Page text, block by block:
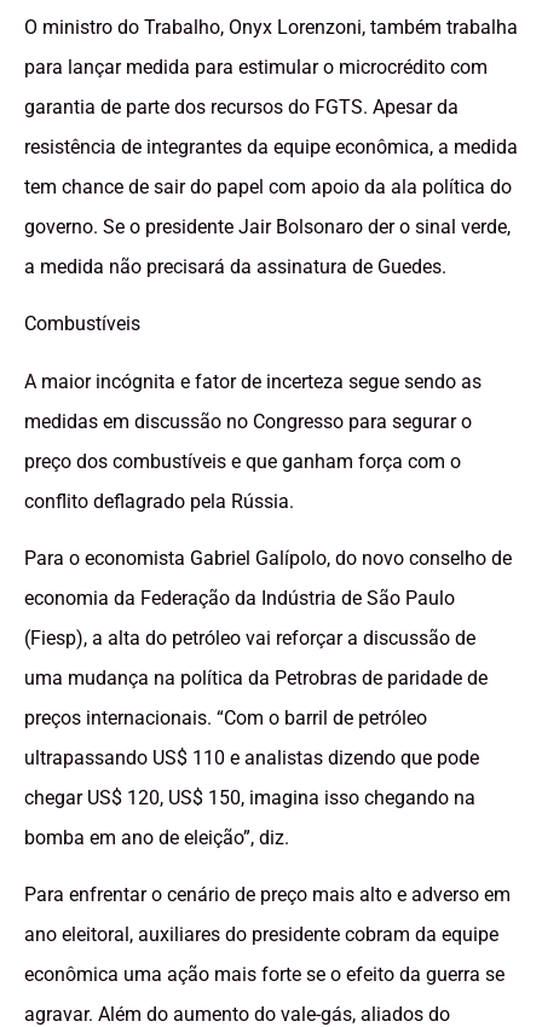
O ministro do Trabalho, Onyx Lorenzoni, também trabalha
para lançar medida para estimular o microcrédito com
garantia de parte dos recursos do FGTS. Apesar da
resistência de integrantes da equipe econômica, a medida
tem chance de sair do papel com apoio da ala política do
governo. Se o presidente Jair Bolsonaro der o sinal verde,
a medida não precisará da assinatura de Guedes.
Combustíveis
A maior incógnita e fator de incerteza segue sendo as
medidas em discussão no Congresso para segurar o
preço dos combustíveis e que ganham força com o
conflito deflagrado pela Rússia.
Para o economista Gabriel Galípolo, do novo conselho de
economia da Federação da Indústria de São Paulo
(Fiesp), a alta do petróleo vai reforçar a discussão de
uma mudança na política da Petrobras de paridade de
preços internacionais. “Com o barril de petróleo
ultrapassando US$ 110 e analistas dizendo que pode
chegar US$ 120, US$ 150, imagina isso chegando na
bomba em ano de eleição”, diz.
Para enfrentar o cenário de preço mais alto e adverso em
ano eleitoral, auxiliares do presidente cobram da equipe
econômica uma ação mais forte se o efeito da guerra se
agravar. Além do aumento do vale-gás, aliados do